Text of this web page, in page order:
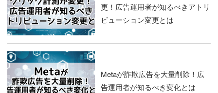
更！広告運用者が知るべきアトリ
ビューション変更とは
Metaが詐欺広告を大量削除！広
告運用者が知るべき変化とは